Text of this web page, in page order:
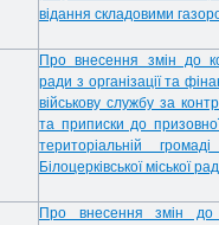
відання складовими
Про внесення змін до
ради з організації та
військову службу за
та приписки до призовної
територіальній
Білоцерківської міської
Про внесення змін до